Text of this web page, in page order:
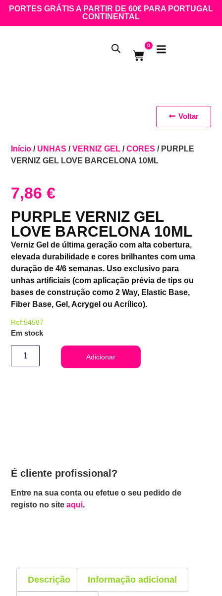
PORTES GRÁTIS A PARTIR DE 60€ PARA PORTUGAL
CONTINENTAL
0
Início / UNHAS /VERNIZ GEL /CORES / PURPLE
VERNIZ GEL LOVE BARCELONA 10ML
7,86€
PURPLE VERNIZ GEL
LOVE BARCELONA 10ML
Verniz Gel de última geração com alta cobertura,
elevada durabilidade e cores brilhantes com uma
duração de 4/6 semanas. Uso exclusivo para
unhas artificiais (com aplicação prévia de tips ou
bases de construção como 2 Way, Elastic Base,
Fiber Base, Gel, Acrygel ou Acrílico).
Ref:54587
Em stock
Adicionar
É cliente profissional?
Entre na sua conta ou efetue o seu pedido de
registo no siteaqui.
Voltar
Descrição Informação adicional